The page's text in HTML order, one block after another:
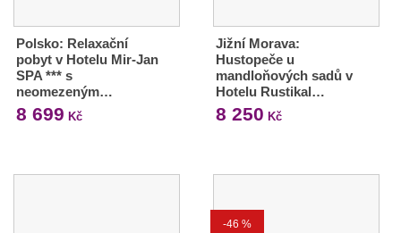
Polsko: Relaxační
pobyt v Hotelu Mir-Jan
SPA *** s
neomezeným…
8 699 Kč
Jižní Morava:
Hustopeče u
mandloňových sadů v
Hotelu Rustikal…
8 250 Kč
-46 %